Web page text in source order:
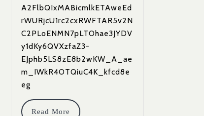
A2FlbQIxMABicmlkETAweEd
rWURjcU1rc2cxRWFTAR5v2N
C2PLoENMN7pLTOhae3JYDV
y1dKy6QVXzfaZ3-
EJphb5LS8zE8b2wKW_A_ae
m_IWkR4OTQiuC4K_kfcd8e
eg
Read More
Read